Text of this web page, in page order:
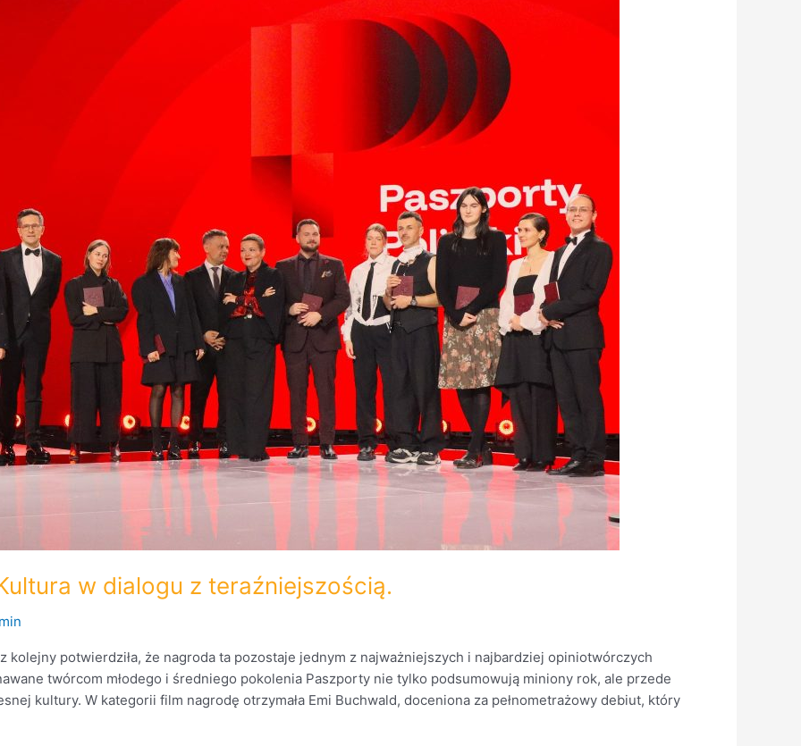
w dialogu z teraźniejszością.
kolejny potwierdziła, że nagroda ta pozostaje jednym z najważniejszych i najbardziej opiniotwórczych
twórcom młodego i średniego pokolenia Paszporty nie tylko podsumowują miniony rok, ale przede
kultury. W kategorii film nagrodę otrzymała Emi Buchwald, doceniona za pełnometrażowy debiut, który